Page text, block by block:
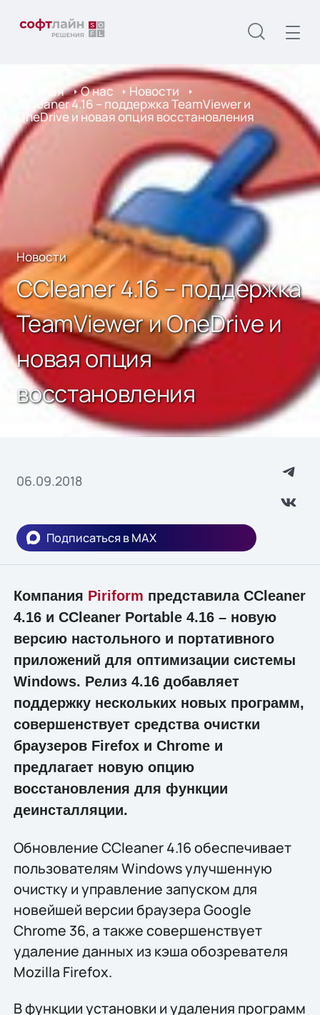
Главная О нас Новости
CCleaner 4.16 – поддержка TeamViewer и
OneDrive и новая опция восстановления
Новости
CCleaner 4.16 – поддержка
TeamViewer и OneDrive и
новая опция
восстановления
06.09.2018
Подписаться в MAX
Компания Piriform представила CCleaner
4.16 и CCleaner Portable 4.16 – новую
версию настольного и портативного
приложений для оптимизации системы
Windows. Релиз 4.16 добавляет
поддержку нескольких новых программ,
совершенствует средства очистки
браузеров Firefox и Chrome и
предлагает новую опцию
восстановления для функции
деинсталляции.
Обновление CCleaner 4.16 обеспечивает
пользователям Windows улучшенную
очистку и управление запуском для
новейшей версии браузера Google
Chrome 36, а также совершенствует
удаление данных из кэша обозревателя
Mozilla Firefox.
В функции установки и удаления программ